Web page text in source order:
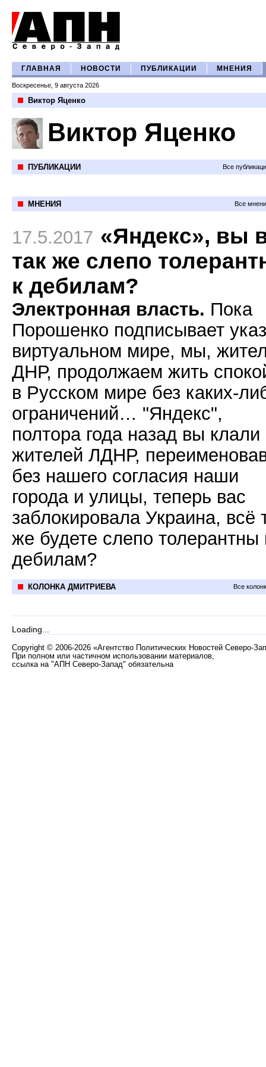
ГЛАВНАЯ НОВОСТИ ПУБЛИКАЦИИ МНЕНИЯ
Воскресенье, 9 августа 2026
Виктор Яценко
Виктор Яценко
ПУБЛИКАЦИИ Все
МНЕНИЯ Все
17.5.2017 «Яндекс», вы
так же слепо
к дебилам?
Электронная власть. Пока
Порошенко подписывает
виртуальном мире, мы,
ДНР, продолжаем жить
в Русском мире без каких-
ограничений… "Яндекс",
полтора года назад вы клали
жителей ЛДНР,
без нашего согласия наши
города и улицы, теперь вас
заблокировала Украина, всё
же будете слепо толерантны
дебилам?
КОЛОНКА ДМИТРИЕВА Все
Loading...
Copyright © 2006-2026 «Агентство Политических Новостей Северо-
При полном или частичном использовании материалов,
ссылка на "АПН Северо-Запад" обязательна